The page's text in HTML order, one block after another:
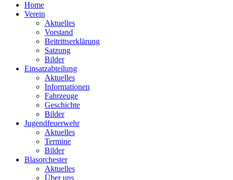
Home
Verein
Aktuelles
Vorstand
Beitrittserklärung
Satzung
Bilder
Einsatzabteilung
Aktuelles
Informationen
Fahrzeuge
Geschichte
Bilder
Jugendfeuerwehr
Aktuelles
Termine
Bilder
Blasorchester
Aktuelles
Über uns